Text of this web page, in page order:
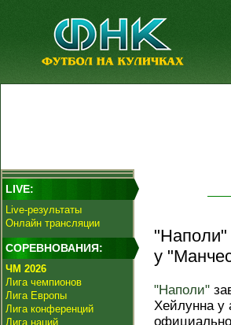
LIVE:
Live-результаты
Онлайн трансляции
СОРЕВНОВАНИЯ:
ЧМ 2026
Лига чемпионов
Лига Европы
Лига конференций
Лига наций
"Наполи"
у
"Наполи"
Хейлунна у